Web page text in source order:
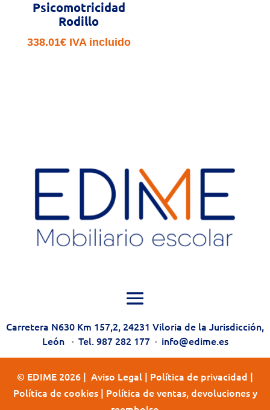
Psicomotricidad
Rodillo
338.01€ IVA incluido
Carretera N630 Km 157,2, 24231 Viloria de la Jurisdicción,
León· Tel. 987 282 177· info@edime.es
© EDIME 2026 | Aviso Legal | Política de privacidad |
Política de cookies| Política de ventas, devoluciones y